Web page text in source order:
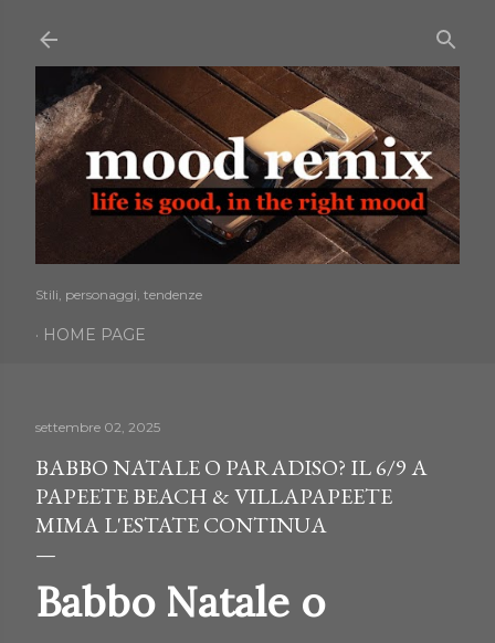
Stili, personaggi, tendenze
HOME PAGE
settembre 02, 2025
BABBO NATALE O PARADISO? IL 6/9 A
PAPEETE BEACH & VILLAPAPEETE
MIMA L'ESTATE CONTINUA
Babbo Natale o